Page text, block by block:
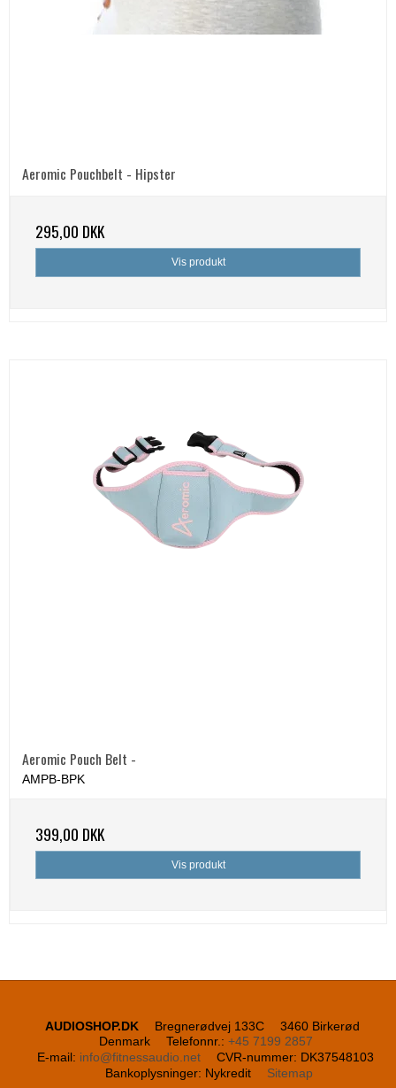
Aeromic Pouchbelt - Hipster
295,00 DKK
Vis produkt
Aeromic Pouch Belt -
AMPB-BPK
399,00 DKK
Vis produkt
AUDIOSHOP.DK Bregnerødvej 133C
3460 Birkerød
Denmark
Telefonnr.: +45 7199 2857
E-mail: info@fitnessaudio.net CVR-nummer: DK37548103
Bankoplysninger: Nykredit
Sitemap